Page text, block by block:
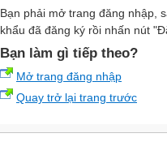
Bạn phải mở trang đăng nhập,
khẩu đã đăng ký rồi nhấn nút
Bạn làm gì tiếp theo?
Mở trang đăng nhập
Quay trở lại trang trước